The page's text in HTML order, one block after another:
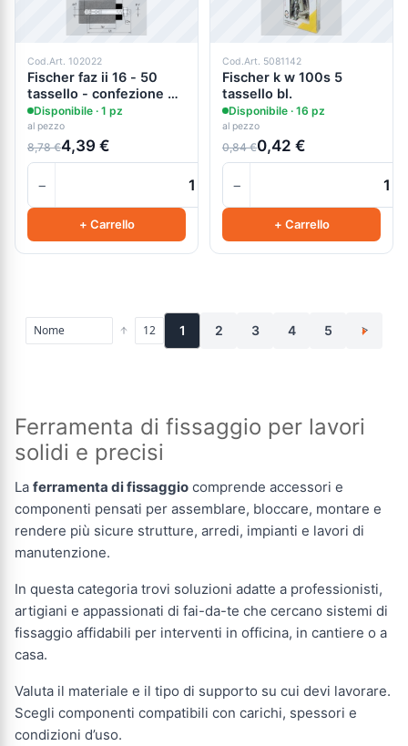
Cod.Art. 102022
Fischer faz ii 16 - 50
tassello - confezione 8
pezzi
Disponibile · 1 pz
al pezzo
8,78 €4,39 €
−
+ Carrello
Cod.Art. 5081142
Fischer k w 100s 5
tassello bl.
Disponibile · 16 pz
al pezzo
0,84 €0,42 €
−
+ Carrello
1 2 3 4 5 >
Ferramenta di fissaggio per lavori
solidi e precisi
La ferramenta di fissaggio comprende accessori e
componenti pensati per assemblare, bloccare, montare e
rendere più sicure strutture, arredi, impianti e lavori di
manutenzione.
In questa categoria trovi soluzioni adatte a professionisti,
artigiani e appassionati di fai-da-te che cercano sistemi di
fissaggio affidabili per interventi in officina, in cantiere o a
casa.
Valuta il materiale e il tipo di supporto su cui devi lavorare.
Scegli componenti compatibili con carichi, spessori e
condizioni d’uso.